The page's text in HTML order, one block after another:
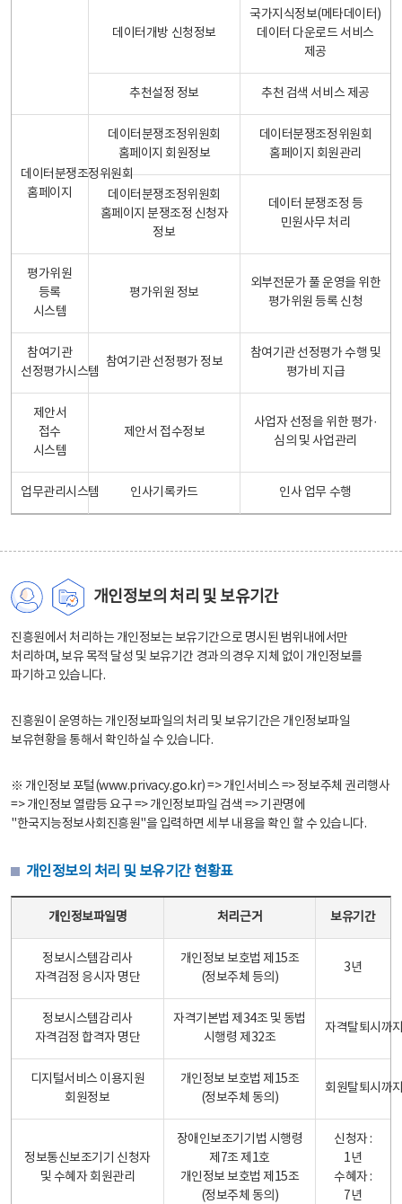
데이터개방 신청정보
국가지식정보(메타데이터)
데이터 다운로드 서비스
제공
추천설정 정보 추천 검색 서비스 제공
데이터분쟁조정위원회
홈페이지
데이터분쟁조정위원회
홈페이지 회원정보
데이터분쟁조정위원회
홈페이지 회원관리
데이터분쟁조정위원회
홈페이지 분쟁조정 신청자
정보
데이터 분쟁조정 등
민원사무 처리
평가위원
등록
시스템
평가위원 정보
외부전문가 풀 운영을 위한
평가위원 등록 신청
참여기관
선정평가시스템
참여기관 선정평가 정보
참여기관 선정평가 수행 및
평가비 지급
제안서
접수
시스템
제안서 접수정보
사업자 선정을 위한 평가·
심의 및 사업관리
업무관리시스템 인사기록카드 인사 업무 수행
개인정보의 처리 및 보유기간
진흥원에서 처리하는 개인정보는 보유기간으로 명시된 범위내에서만
처리하며, 보유 목적 달성 및 보유기간 경과의 경우 지체 없이 개인정보를
파기하고 있습니다.
진흥원이 운영하는 개인정보파일의 처리 및 보유기간은 개인정보파일
보유현황을 통해서 확인하실 수 있습니다.
※ 개인정보 포털(www.privacy.go.kr) => 개인서비스 => 정보주체 권리행사
=> 개인정보 열람등 요구 => 개인정보파일 검색 => 기관명에
"한국지능정보사회진흥원"을 입력하면 세부 내용을 확인 할 수 있습니다.
개인정보의 처리 및 보유기간 현황표
개인정보파일명 처리근거 보유기간
정보시스템감리사
자격검정 응시자 명단
개인정보 보호법 제15조
(정보주체 등의)
3년
정보시스템감리사
자격검정 합격자 명단
자격기본법 제34조 및 동법
시행령 제32조
자격탈퇴시까
디지털서비스 이용지원
회원정보
개인정보 보호법 제15조
(정보주체 동의)
회원탈퇴시까
정보통신보조기기 신청자
및 수혜자 회원관리
장애인보조기기법 시행령
제7조 제1호
개인정보 보호법 제15조
(정보주체 동의)
신청자 :
1년
수혜자 :
7년